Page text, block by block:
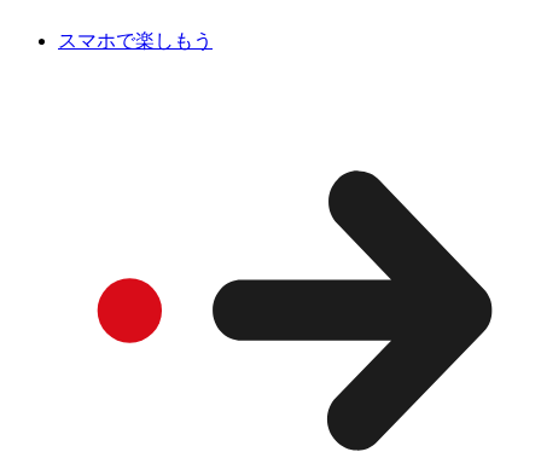
スマホで楽しもう